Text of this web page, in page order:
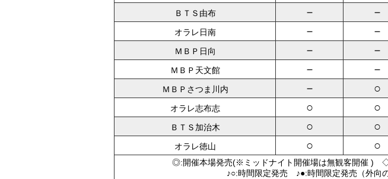
ＢＴＳ由布 － －
オラレ日南 － －
ＭＢＰ日向 － －
ＭＢＰ天文館 － －
ＭＢＰさつま川内 － ○
オラレ志布志 ○ ○
ＢＴＳ加治木 ○ ○
オラレ徳山 ○ ○
◎:開催本場発売(※ミッドナイト開催場は無観客開催
♪○:時間限定発売 ♪●:時間限定発売（外